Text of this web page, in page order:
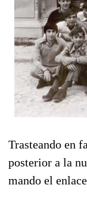
Trasteando en
posterior a la
mando el